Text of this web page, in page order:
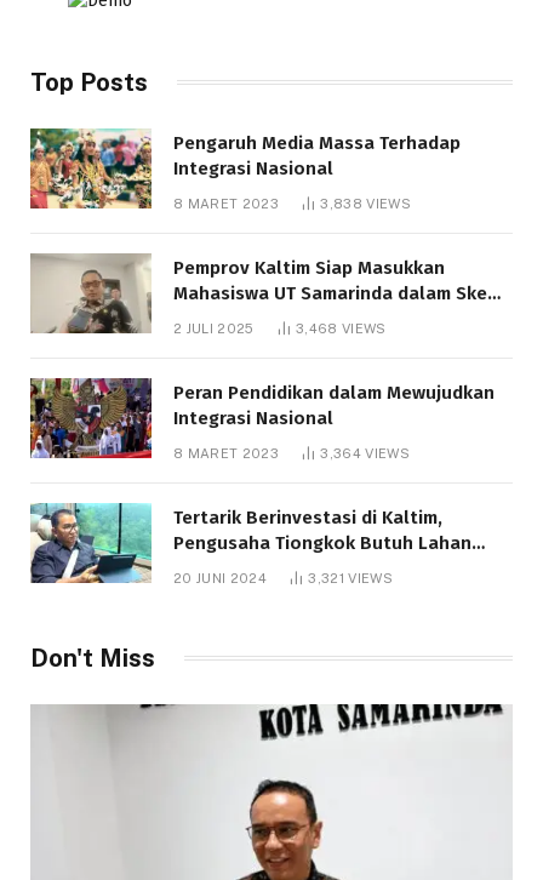
Top Posts
Pengaruh Media Massa Terhadap
Integrasi Nasional
8 MARET 2023 3,838VIEWS
Pemprov Kaltim Siap Masukkan
Mahasiswa UT Samarinda dalam Skema
Bantuan Pendidikan Gratispol
2 JULI 2025 3,468 VIEWS
Peran Pendidikan dalam Mewujudkan
Integrasi Nasional
8 MARET 2023 3,364VIEWS
Tertarik Berinvestasi di Kaltim,
Pengusaha Tiongkok Butuh Lahan
1.000 Hektare
20 JUNI 2024 3,321VIEWS
Don't Miss